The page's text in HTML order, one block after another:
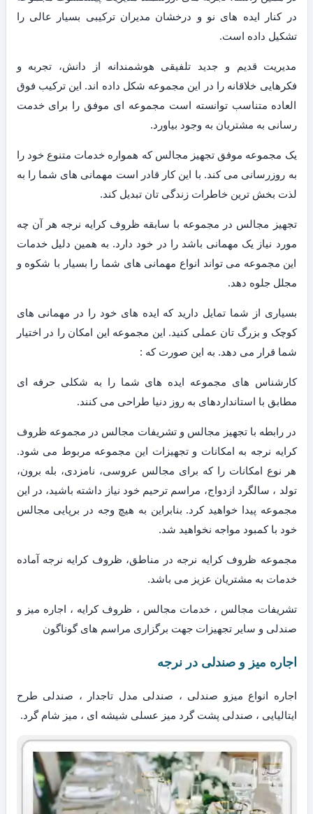
در کنار ایده های نو و درخشان مدیران ترکیبی بسیار عالی را
تشکیل داده است.
مدیریت قدیم و جدید تلفیقی هوشمندانه از دانش، تجربه و
فکرهایی خلاقانه را در این مجموعه شکل داده اند. این ترکیب فوق
العاده متناسب توانسته است مجموعه ای موفق را برای خدمت
رسانی به مشتریان به وجود بیاورد.
یک مجموعه موفق تجهیز مجالس که همواره خدمات متنوع خود را
به روزرسانی می کند. با این کار قادر است مهمانی های شما را به
لذت بخش ترین خاطرات زندگی تان تبدیل کند.
تجهیز مجالس در مجموعه با سابقه ظروف کرایه نرجه هر آن چه
مورد نیاز یک مهمانی باشد را در خود دارد. به همین دلیل خدمات
این مجموعه می تواند انواع مهمانی های شما را بسیار با شکوه و
مجلل جلوه دهد.
بسیاری از شما تمایل دارید که ایده های خود را در مهمانی های
کوچک و بزرگ تان عملی کنید. این مجموعه این امکان را در اختیار
شما قرار می دهد. به این صورت که :
کارشناس های مجموعه ایده های شما را به شکلی حرفه ای
مطابق با استانداردهای به روز دنیا طراحی می کنند.
در رابطه با تجهیز مجالس و تشریفات مجالس در مجموعه ظروف
کرایه نرجه به امکانات و تجهیزات این مجموعه مربوط می شود.
هر نوع امکانات را که برای مجالس عروسی، نامزدی، بله برون،
تولد ، سالگرد ازدواج، مراسم ترحیم خود نیاز داشته باشید، در این
مجموعه پیدا خواهید کرد. بنابراین به هیچ وجه در برپایی مجالس
خود با کمبود مواجه نخواهید شد.
مجموعه ظروف کرایه نرجه در مناطق، ظروف کرایه نرجه آماده
خدمات به مشتریان عزیز می باشد.
تشریفات مجالس ، خدمات مجالس ، ظروف کرایه ، اجاره میز و
صندلی و سایر تجهیزات جهت برگزاری مراسم های گوناگون
اجاره میز و صندلی در نرجه
اجاره انواع میزو صندلی ، صندلی مدل تاجدار ، صندلی طرح
ایتالیایی ، صندلی پشت گرد میز عسلی شیشه ای ، میز شام گرد.